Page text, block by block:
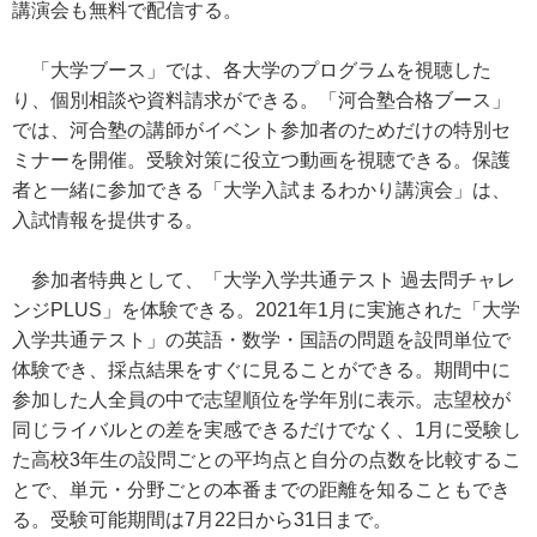
講演会も無料で配信する。
「大学ブース」では、各大学のプログラムを視聴した
り、個別相談や資料請求ができる。「河合塾合格ブース」
では、河合塾の講師がイベント参加者のためだけの特別セ
ミナーを開催。受験対策に役立つ動画を視聴できる。保護
者と一緒に参加できる「大学入試まるわかり講演会」は、
入試情報を提供する。
参加者特典として、「大学入学共通テスト 過去問チャレ
ンジPLUS」を体験できる。2021年1月に実施された「大学
入学共通テスト」の英語・数学・国語の問題を設問単位で
体験でき、採点結果をすぐに見ることができる。期間中に
参加した人全員の中で志望順位を学年別に表示。志望校が
同じライバルとの差を実感できるだけでなく、1月に受験し
た高校3年生の設問ごとの平均点と自分の点数を比較するこ
とで、単元・分野ごとの本番までの距離を知ることもでき
る。受験可能期間は7月22日から31日まで。